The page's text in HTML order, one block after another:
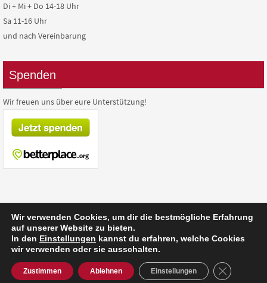
Di + Mi + Do 14-18 Uhr
Sa 11-16 Uhr
und nach Vereinbarung
Spenden
Wir freuen uns über eure Unterstützung!
Präsentiert vonNirvana&WordPress.
Wir verwenden Cookies, um dir die bestmögliche Erfahrung
auf unserer Website zu bieten.
In den Einstellungen kannst du erfahren, welche Cookies
wir verwenden oder sie ausschalten.
Zustimmen Ablehnen Einstellungen GDPR